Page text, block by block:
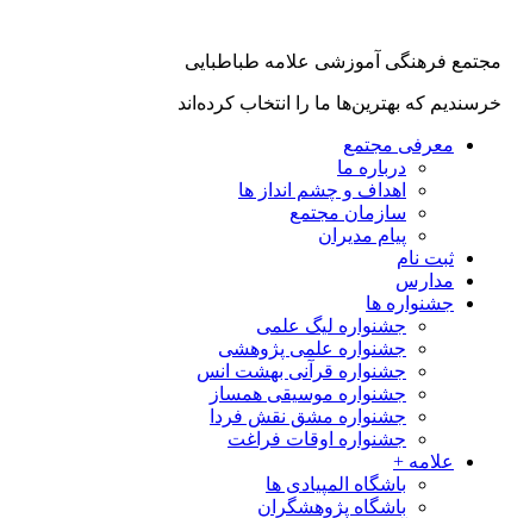
مجتمع فرهنگی آموزشی علامه طباطبایی
خرسندیم که بهترین‌ها ما را انتخاب کرده‌اند
معرفی مجتمع
درباره ما
اهداف و چشم انداز ها
سازمان مجتمع
پیام مدیران
ثبت نام
مدارس
جشنواره ها
جشنواره لیگ علمی
جشنواره علمی پژوهشی
جشنواره قرآنی بهشت انس
جشنواره موسیقی همساز
جشنواره مشق نقش فردا
جشنواره اوقات فراغت
علامه +
باشگاه المپیادی ها
باشگاه پژوهشگران